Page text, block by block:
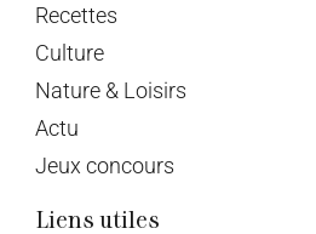
Recettes
Culture
Nature & Loisirs
Actu
Jeux concours
Liens utiles